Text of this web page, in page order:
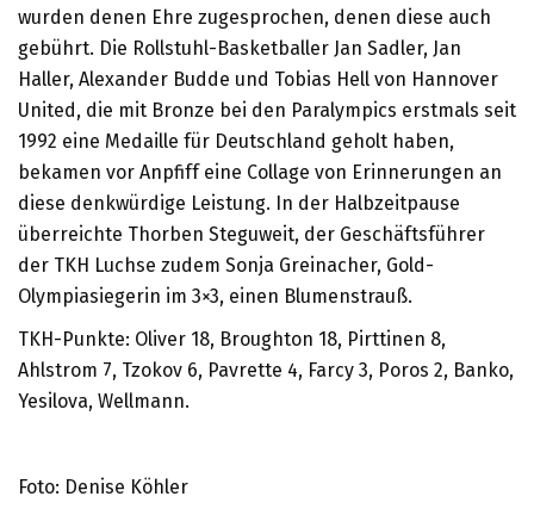
wurden denen Ehre zugesprochen, denen diese auch
gebührt. Die Rollstuhl-Basketballer Jan Sadler, Jan
Haller, Alexander Budde und Tobias Hell von Hannover
United, die mit Bronze bei den Paralympics erstmals seit
1992 eine Medaille für Deutschland geholt haben,
bekamen vor Anpfiff eine Collage von Erinnerungen an
diese denkwürdige Leistung. In der Halbzeitpause
überreichte Thorben Steguweit, der Geschäftsführer
der TKH Luchse zudem Sonja Greinacher, Gold-
Olympiasiegerin im 3×3, einen Blumenstrauß.
TKH-Punkte: Oliver 18, Broughton 18, Pirttinen 8,
Ahlstrom 7, Tzokov 6, Pavrette 4, Farcy 3, Poros 2, Banko,
Yesilova, Wellmann.
Foto: Denise Köhler